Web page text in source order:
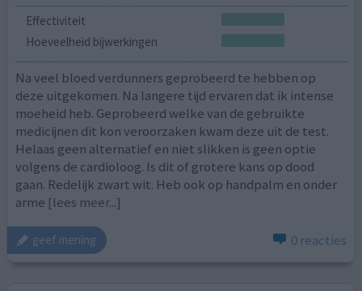
Effectiviteit
Hoeveelheid bijwerkingen
Na veel bloed verdunners geprobeerd te hebben op
deze uitgekomen. Na langere tijd ervaren dat ik intense
moeheid heb. Geprobeerd welke van de gebruikte
medicijnen dit kon veroorzaken kwam deze uit de test.
Helaas geen alternatief en niet slikken is geen optie
volgens de cardioloog. Is dit of grotere kans op dood
gaan. Redelijk zwart wit. Heb ook op handpalm en onder
arme [lees meer...]
geef mening 0 reacties